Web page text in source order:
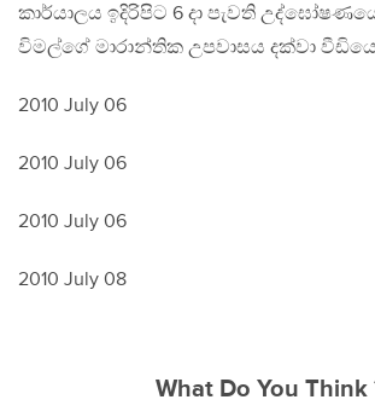
කාර්යාලය ඉදිරිපිට 6 දා පැවති
විමල්ගේ මාරාන්තික උපවාසය දක්වා
2010 July 06
2010 July 06
2010 July 06
2010 July 08
What Do You Think